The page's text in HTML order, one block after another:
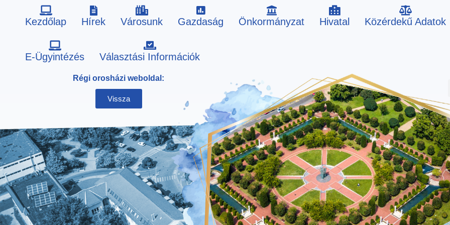
Kezdőlap Hírek Városunk Gazdaság Önkormányzat Hivatal Közérdekű Adatok
E-Ügyintézés Választási Információk
Régi orosházi weboldal:
Vissza